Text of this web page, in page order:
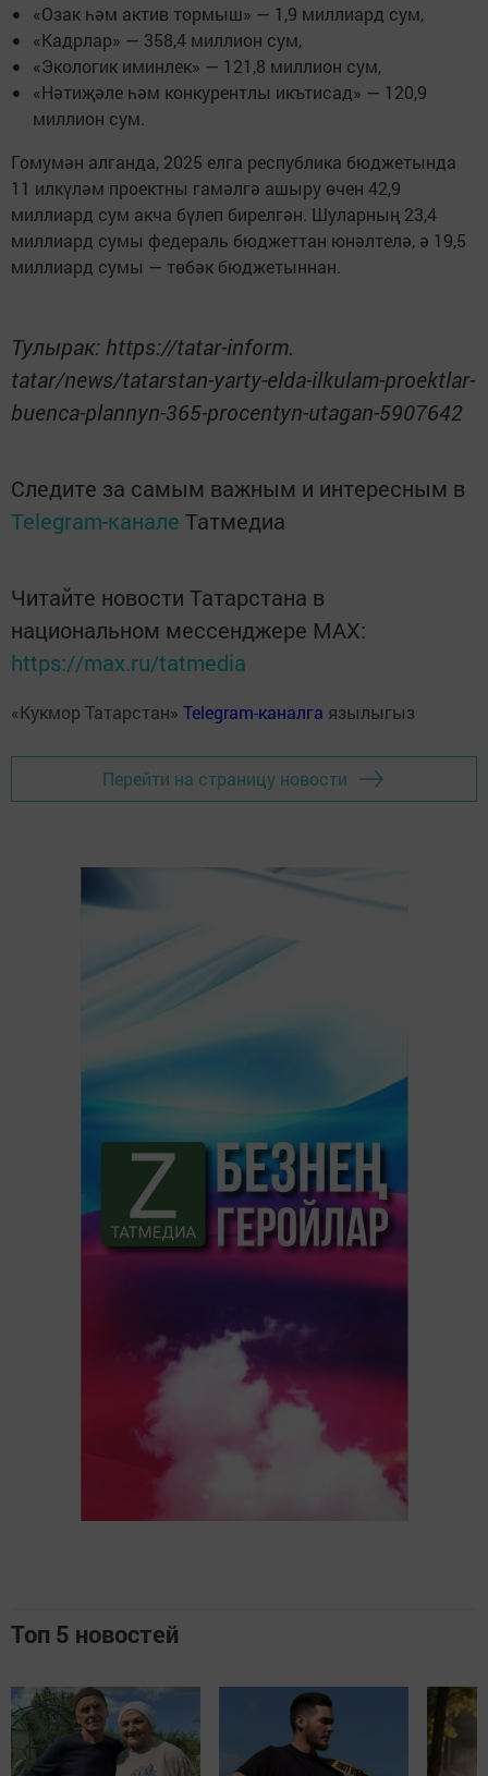
«Озак һәм актив тормыш» — 1,9 миллиард сум,
«Кадрлар» — 358,4 миллион сум,
«Экологик иминлек» — 121,8 миллион сум,
«Нәтиҗәле һәм конкурентлы икътисад» — 120,9
миллион сум.
Гомумән алганда, 2025 елга республика бюджетында
11 илкүләм проектны гамәлгә ашыру өчен 42,9
миллиард сум акча бүлеп бирелгән. Шуларның 23,4
миллиард сумы федераль бюджеттан юнәлтелә, ә 19,5
миллиард сумы — төбәк бюджетыннан.
Тулырак: https://tatar-inform.
tatar/news/tatarstan-yarty-elda-ilkulam-proektlar-
buenca-plannyn-365-procentyn-utagan-5907642
Следите за самым важным и интересным в
Telegram-канале Татмедиа
Читайте новости Татарстана в
национальном мессенджере MАХ:
https://max.ru/tatmedia
«Кукмор Татарстан» Telegram-каналга язылыгыз
Перейти на страницу новости
Топ 5 новостей